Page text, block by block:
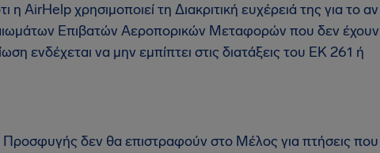
η AirHelp χρησιμοποιεί τη Διακριτική ευχέρειά της για το αν
Επιβατών Αεροπορικών Μεταφορών που δεν έχουν
ενδέχεται να μην εμπίπτει στις διατάξεις του ΕΚ 261 ή
Προσφυγής δεν θα επιστραφούν στο Μέλος για πτήσεις που